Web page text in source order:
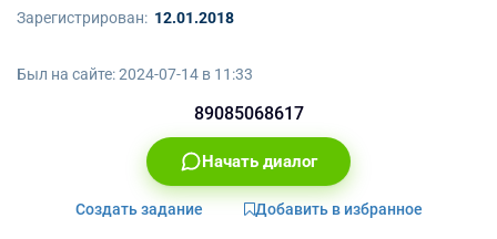
Зарегистрирован: 12.01.2018
Был на сайте:2024-07-14 в 11:33
89085068617
Начать диалог
Создать задание Добавить в избранное